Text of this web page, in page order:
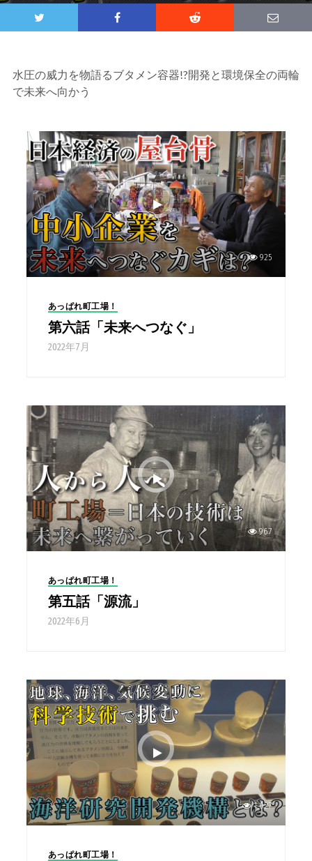
水圧の威力を物語るブタメン容器!?開発と環境保全の両輪
で未来へ向かう
925
あっぱれ町工場！
第六話「未来へつなぐ」
2022年7月
967
あっぱれ町工場！
第五話「源流」
2022年6月
1,027
あっぱれ町工場！